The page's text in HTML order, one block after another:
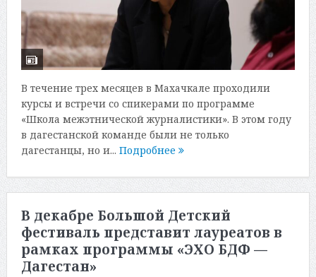
В течение трех месяцев в Махачкале проходили
курсы и встречи со спикерами по программе
«Школа межэтнической журналистики». В этом году
в дагестанской команде были не только
дагестанцы, но и... Подробнее
В декабре Большой Детский
фестиваль представит лауреатов в
рамках программы «ЭХО БДФ —
Дагестан»